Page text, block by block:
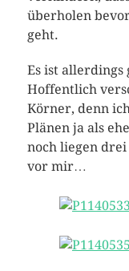
überholen
geht.
Es ist allerdings
Hoffentlich
Körner, denn
Plänen ja als
noch liegen
vor mir…